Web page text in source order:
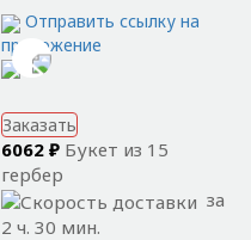
Отправить ссылку на
приложение
Заказать
6062 ₽ Букет из 15
гербер
за
2 ч. 30 мин.